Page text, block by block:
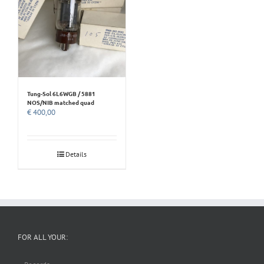
Tung-Sol 6L6WGB / 5881
NOS/NIB matched quad
€400,00
Details
FOR ALL YOUR: